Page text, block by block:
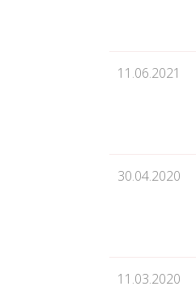
11.06.2021
30.04.2020
11.03.2020